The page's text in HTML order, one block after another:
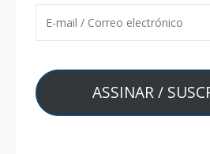
ASSINAR /